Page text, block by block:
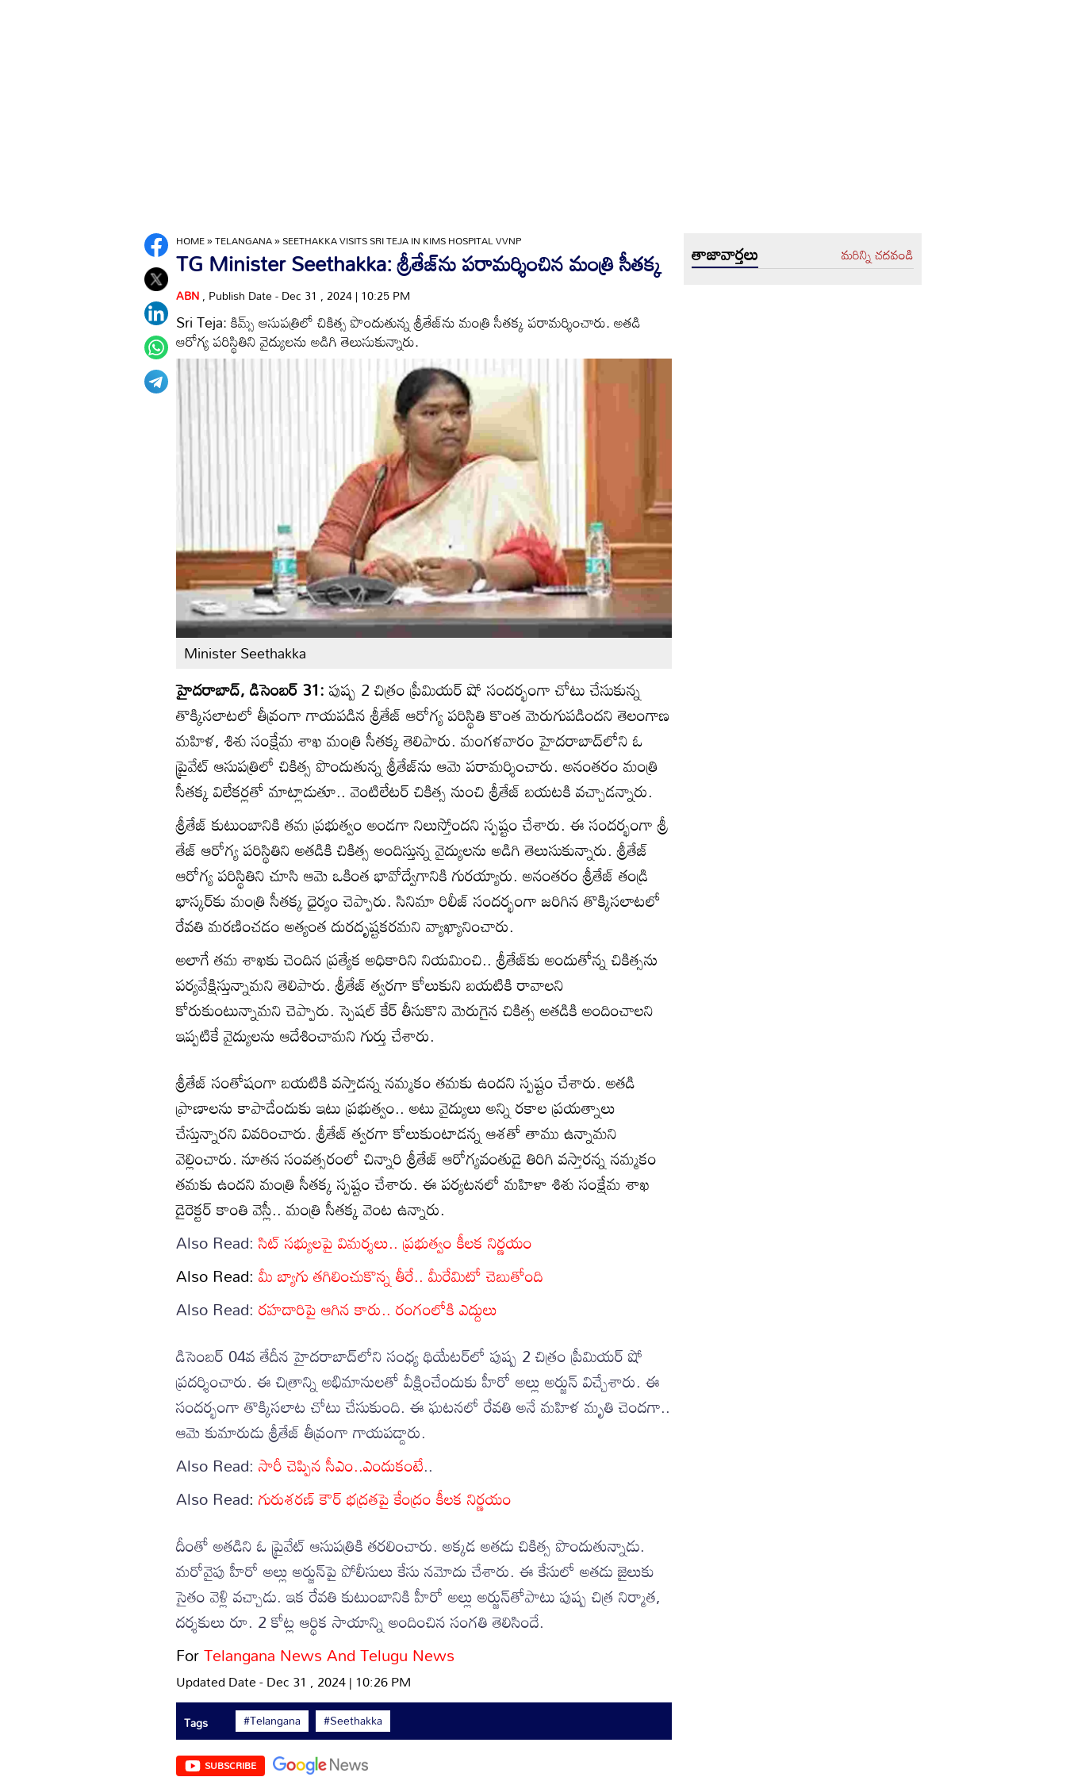
HOME»TELANGANA»SEETHAKKA VISITS SRI TEJA IN KIMS HOSPITAL VVNP
TG Minister Seethakka: శ్రీతేజ్‌ను పరామర్శించిన మంత్రి సీతక్క
ABN, Publish Date - Dec 31 , 2024 | 10:25 PM
Sri Teja: కిమ్స్ ఆసుపత్రిలో చికిత్స పొందుతున్న శ్రీతేజ్‌ను మంత్రి సీతక్క పరామర్శించారు. అతడి
ఆరోగ్య పరిస్థితిని వైద్యులను అడిగి తెలుసుకున్నారు.
Minister Seethakka
హైదరాబాద్, డిసెంబర్ 31:పుష్ప 2 చిత్రం ప్రీమియర్ షో సందర్భంగా చోటు చేసుకున్న
తొక్కిసలాటలో తీవ్రంగా గాయపడిన శ్రీతేజ్ ఆరోగ్య పరిస్థితి కొంత మెరుగుపడిందని తెలంగాణ
మహిళ, శిశు సంక్షేమ శాఖ మంత్రి సీతక్క తెలిపారు. మంగళవారం హైదరాబాద్‌లోని ఓ
ప్రైవేట్ ఆసుపత్రిలో చికిత్స పొందుతున్న శ్రీతేజ్‌ను ఆమె పరామర్శించారు. అనంతరం మంత్రి
సీతక్క విలేకర్లతో మాట్లాడుతూ.. వెంటిలేటర్ చికిత్స నుంచి శ్రీతేజ్ బయటకి వచ్చాడన్నారు.
శ్రీతేజ్ కుటుంబానికి తమ ప్రభుత్వం అండగా నిలుస్తోందని స్పష్టం చేశారు. ఈ సందర్భంగా శ్రీ
తేజ్‌‌ ఆరోగ్య పరిస్థితిని అతడికి చికిత్స అందిస్తున్న వైద్యులను అడిగి తెలుసుకున్నారు. శ్రీతేజ్
ఆరోగ్య పరిస్థితిని చూసి ఆమె ఒకింత భావోద్వేగానికి గురయ్యారు. అనంతరం శ్రీతేజ్ తండ్రి
భాస్కర్‌కు మంత్రి సీతక్క ధైర్యం చెప్పారు. సినిమా రిలీజ్ సందర్భంగా జరిగిన తొక్కిసలాటలో
రేవతి మరణించడం అత్యంత దురదృష్టకరమని వ్యాఖ్యానించారు.
అలాగే తమ శాఖకు చెందిన ప్రత్యేక అధికారిని నియమించి.. శ్రీతేజ్‌కు అందుతోన్న చికిత్సను
పర్యవేక్షిస్తున్నామని తెలిపారు. శ్రీతేజ్ త్వరగా కోలుకుని బయటికి రావాలని
కోరుకుంటున్నామని చెప్పారు. స్పెషల్ కేర్ తీసుకొని మెరుగైన చికిత్స అతడికి అందించాలని
ఇప్పటికే వైద్యులను ఆదేశించామని గుర్తు చేశారు.
శ్రీతేజ్ సంతోషంగా బయటికి వస్తాడన్న నమ్మకం తమకు ఉందని స్పష్టం చేశారు. అతడి
ప్రాణాలను కాపాడేందుకు ఇటు ప్రభుత్వం.. అటు వైద్యులు అన్ని రకాల ప్రయత్నాలు
చేస్తున్నారని వివరించారు. శ్రీతేజ్ త్వరగా కోలుకుంటాడన్న ఆశతో తాము ఉన్నామని
వెల్లించారు. నూతన సంవత్సరంలో చిన్నారి శ్రీతేజ్ ఆరోగ్యవంతుడై తిరిగి వస్తారన్న నమ్మకం
తమకు ఉందని మంత్రి సీతక్క స్పష్టం చేశారు. ఈ పర్యటనలో మహిళా శిశు సంక్షేమ శాఖ
డైరెక్టర్ కాంతి వెస్లీ.. మంత్రి సీతక్క వెంట ఉన్నారు.
Also Read: సిట్ సభ్యులపై విమర్శలు.. ప్రభుత్వం కీలక నిర్ణయం
Also Read: మీ బ్యాగు తగిలించుకొన్న తీరే.. మీరేమిటో చెబుతోంది
Also Read: రహదారిపై ఆగిన కారు.. రంగంలోకి ఎద్దులు
డిసెంబర్ 04వ తేదీన హైదరాబాద్‌లోని సంధ్య థియేటర్‌లో పుష్ప 2 చిత్రం ప్రీమియర్ షో
ప్రదర్శించారు. ఈ చిత్రాన్ని అభిమానులతో వీక్షించేందుకు హీరో అల్లు అర్జున్ విచ్చేశారు. ఈ
సందర్భంగా తొక్కిసలాట చోటు చేసుకుంది. ఈ ఘటనలో రేవతి అనే మహిళ మృతి చెందగా..
ఆమె కుమారుడు శ్రీతేజ్ తీవ్రంగా గాయపడ్డారు.
Also Read: సారీ చెప్పిన సీఎం..ఎందుకంటే..
Also Read: గురుశరణ్ కౌర్ భద్రతపై కేంద్రం కీలక నిర్ణయం
దీంతో అతడిని ఓ ప్రైవేట్ ఆసుపత్రికి తరలించారు. అక్కడ అతడు చికిత్స పొందుతున్నాడు.
మరోవైపు హీరో అల్లు అర్జున్‌పై పోలీసులు కేసు నమోదు చేశారు. ఈ కేసులో అతడు జైలుకు
సైతం వెళ్లి వచ్చాడు. ఇక రేవతి కుటుంబానికి హీరో అల్లు అర్జున్‌తోపాటు పుష్ప చిత్ర నిర్మాత,
దర్శకులు రూ. 2 కోట్ల ఆర్థిక సాయాన్ని అందించిన సంగతి తెలిసిందే.
ForTelangana News And Telugu News
Updated Date - Dec 31 , 2024 | 10:26 PM
Tags #Telangana #Seethakka
SUBSCRIBE
తాజావార్తలు మరిన్ని చదవండి